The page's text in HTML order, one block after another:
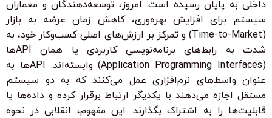
داخلی به پایان رسیده است. امروز، توسعه‌دهندگان و معماران
سیستم برای افزایش بهره‌وری، کاهش زمان عرضه به بازار
(Time-to-Market) و تمرکز بر ارزش‌های اصلی کسب‌وکار خود، به
شدت به رابط‌های برنامه‌نویسی کاربردی یا همان APIها
(Application Programming Interfaces) وابسته‌اند. APIها به
عنوان واسط‌های نرم‌افزاری عمل می‌کنند که به دو سیستم
مستقل اجازه می‌دهند با یکدیگر ارتباط برقرار کرده و داده‌ها یا
قابلیت‌ها را به اشتراک بگذارند. این مفهوم، انقلابی در نحوه